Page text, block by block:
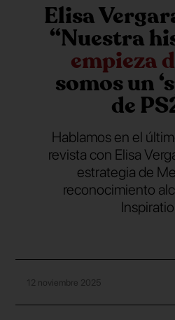
Elisa
“Nuestra
empieza
somos un
de
Hablamos en el
revista con Elisa
estrategia de
reconocimiento
12 noviembre 2025